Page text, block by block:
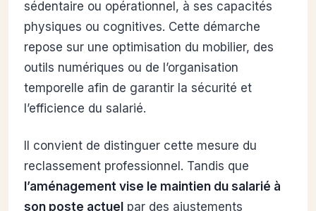
sédentaire ou opérationnel, à ses capacités
physiques ou cognitives. Cette démarche
repose sur une optimisation du mobilier, des
outils numériques ou de l’organisation
temporelle afin de garantir la sécurité et
l’efficience du salarié.
Il convient de distinguer cette mesure du
reclassement professionnel. Tandis que
l’aménagement vise le maintien du salarié à
son poste actuel par des ajustements